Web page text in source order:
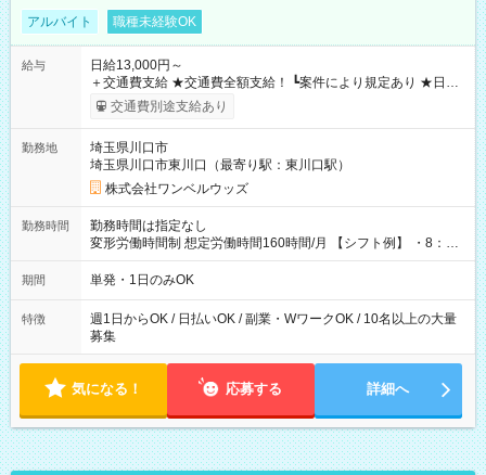
アルバイト 職種未経験OK
給与
日給13,000円～
＋交通費支給 ★交通費全額支給！ ┗案件により規定あり ★日払
いOK！（規定あり） ┗働いたその日に現金GET♪ お仕事後はコ
ンビニATMから 日払い分を引き落とせます！ 【試用期間】試
交通費別途支給あり
勤務地
埼玉県川口市
埼玉県川口市東川口（最寄り駅：東川口駅）
株式会社ワンベルウッズ
勤務時間
勤務時間は指定なし
変形労働時間制 想定労働時間160時間/月 【シフト例】 ・8：00
～21：00
期間 単発・1日のみOK
特徴
週1日からOK / 日払いOK / 副業・WワークOK / 10名以上の大量
募集
気になる！ 応募する 詳細へ